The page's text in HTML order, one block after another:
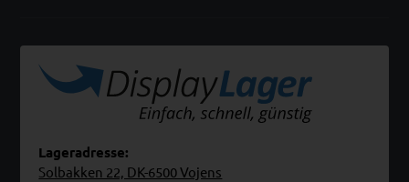
Lageradresse:
Solbakken 22, DK-6500 Vojens